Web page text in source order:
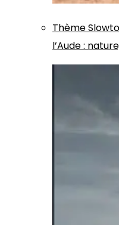
Thème
l’Aude :